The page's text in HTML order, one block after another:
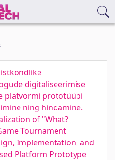
digitaliseerimise
platvormi prototüübi
ning hindamine.
of "What?
Tournament
Implementation, and
Platform Prototype